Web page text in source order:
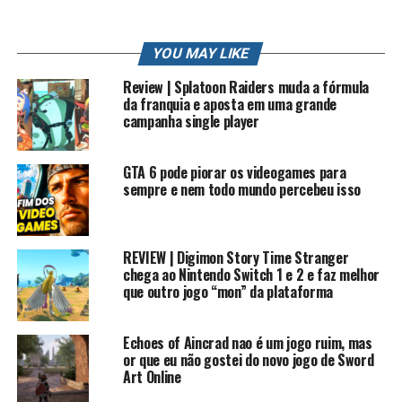
OBS ele roda em emuladores de NINTENDO 64
Me siga nas redes sociais:
Twitter: /robertocarlosfj
Insta: /robertocarlosfj
Page do Face: /rkplayss
Grupo do Face: /gamers brasil
Lives na Twitch e Facebook: /rkplay
Contato Profissional: contato.roberto94@gmail.com
#rkplay #mariofangames #supermario #nintendo
Mais sobre Mario 64 land
Super Mario 64 Land é um ROM Hack do Super Mario 64
feito por Kaze Emanuar. O hack tem um design muito
YOU MAY LIKE
Review | Splatoon Raiders muda a fórmula
da franquia e aposta em uma grande
campanha single player
GTA 6 pode piorar os videogames para
sempre e nem todo mundo percebeu isso
REVIEW | Digimon Story Time Stranger
chega ao Nintendo Switch 1 e 2 e faz melhor
que outro jogo “mon” da plataforma
Echoes of Aincrad nao é um jogo ruim, mas
or que eu não gostei do novo jogo de Sword
Art Online